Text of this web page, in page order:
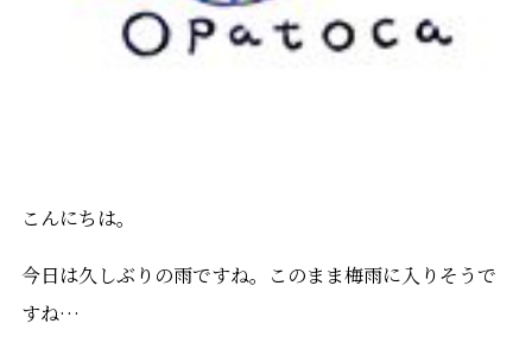
こんにちは。
今日は久しぶりの雨ですね。このまま梅雨に入りそうで
すね…